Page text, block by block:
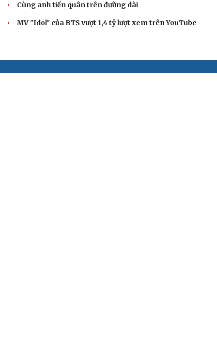
Cùng anh tiến quân trên đường dài
MV "Idol" của BTS vượt 1,4 tỷ lượt xem trên YouTube